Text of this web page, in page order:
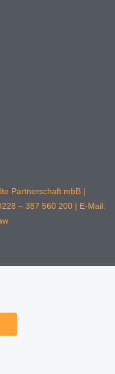
Partnerschaft mbB |
– 387 560 200 | E-Mail: